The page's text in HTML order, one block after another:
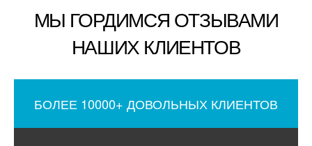
МЫ ГОРДИМСЯ ОТЗЫВАМИ
НАШИХ КЛИЕНТОВ
БОЛЕЕ 10000+ ДОВОЛЬНЫХ КЛИЕНТОВ